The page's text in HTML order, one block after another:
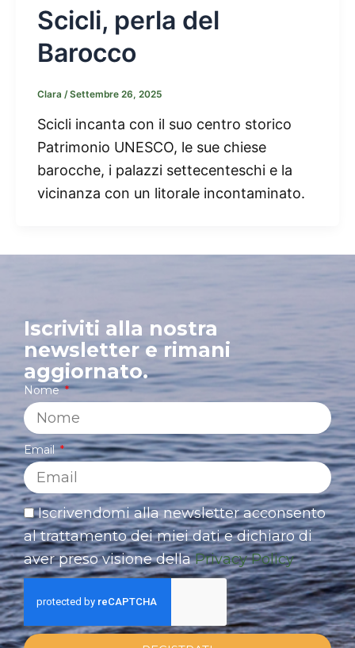
Scicli, perla del
Barocco
Clara /Settembre 26, 2025
Scicli incanta con il suo centro storico
Patrimonio UNESCO, le sue chiese
barocche, i palazzi settecenteschi e la
vicinanza con un litorale incontaminato.
Iscriviti alla nostra
newsletter e rimani
aggiornato.
Nome
Email
Iscrivendomi alla newsletter acconsento
al trattamento dei miei dati e dichiaro di
aver preso visione dellaPrivacy Policy